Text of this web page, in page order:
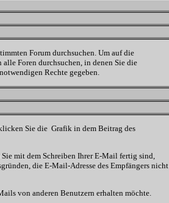
Forum durchsuchen. Um auf die
Foren durchsuchen, in denen Sie die
Rechte gegeben.
Sie die Grafik in dem Beitrag des
mit dem Schreiben Ihrer E-Mail fertig sind,
die E-Mail-Adresse des Empfängers nicht
von anderen Benutzern erhalten möchte.